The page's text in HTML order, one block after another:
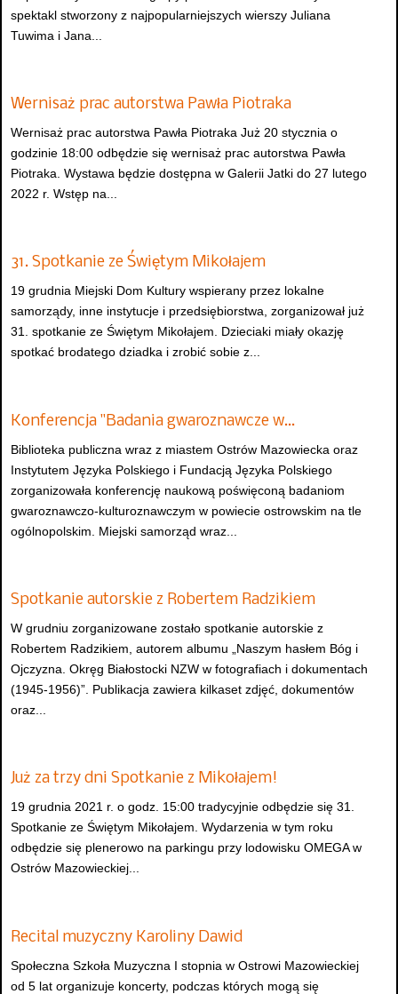
spektakl stworzony z najpopularniejszych wierszy Juliana
Tuwima i Jana...
Wernisaż prac autorstwa Pawła Piotraka
Wernisaż prac autorstwa Pawła Piotraka Już 20 stycznia o
godzinie 18:00 odbędzie się wernisaż prac autorstwa Pawła
Piotraka. Wystawa będzie dostępna w Galerii Jatki do 27 lutego
2022 r. Wstęp na...
31. Spotkanie ze Świętym Mikołajem
19 grudnia Miejski Dom Kultury wspierany przez lokalne
samorządy, inne instytucje i przedsiębiorstwa, zorganizował już
31. spotkanie ze Świętym Mikołajem. Dzieciaki miały okazję
spotkać brodatego dziadka i zrobić sobie z...
Konferencja "Badania gwaroznawcze w…
Biblioteka publiczna wraz z miastem Ostrów Mazowiecka oraz
Instytutem Języka Polskiego i Fundacją Języka Polskiego
zorganizowała konferencję naukową poświęconą badaniom
gwaroznawczo-kulturoznawczym w powiecie ostrowskim na tle
ogólnopolskim. Miejski samorząd wraz...
Spotkanie autorskie z Robertem Radzikiem
W grudniu zorganizowane zostało spotkanie autorskie z
Robertem Radzikiem, autorem albumu „Naszym hasłem Bóg i
Ojczyzna. Okręg Białostocki NZW w fotografiach i dokumentach
(1945-1956)”. Publikacja zawiera kilkaset zdjęć, dokumentów
oraz...
Już za trzy dni Spotkanie z Mikołajem!
19 grudnia 2021 r. o godz. 15:00 tradycyjnie odbędzie się 31.
Spotkanie ze Świętym Mikołajem. Wydarzenia w tym roku
odbędzie się plenerowo na parkingu przy lodowisku OMEGA w
Ostrów Mazowieckiej...
Recital muzyczny Karoliny Dawid
Społeczna Szkoła Muzyczna I stopnia w Ostrowi Mazowieckiej
od 5 lat organizuje koncerty, podczas których mogą się